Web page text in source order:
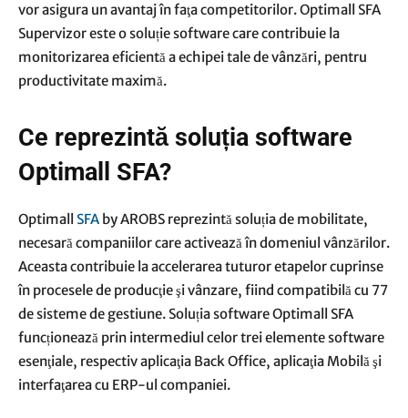
vor asigura un avantaj în faţa competitorilor.Optimall SFA
Supervizoreste o soluție software care contribuie la
monitorizarea eficientă a echipei tale de vânzări, pentru
productivitate maximă.
Ce reprezintă soluția software
Optimall SFA?
Optimall SFA by AROBS reprezintă soluția de mobilitate,
necesară companiilor care activează în domeniul vânzărilor.
Aceasta contribuie la accelerarea tuturor etapelor cuprinse
în procesele de producţie şi vânzare, fiind compatibilă cu 77
de sisteme de gestiune. Soluția software Optimall SFA
funcționează prin intermediul celor trei elemente software
esenţiale, respectiv aplicaţia Back Office, aplicaţia Mobilă şi
interfaţarea cu ERP-ul companiei.